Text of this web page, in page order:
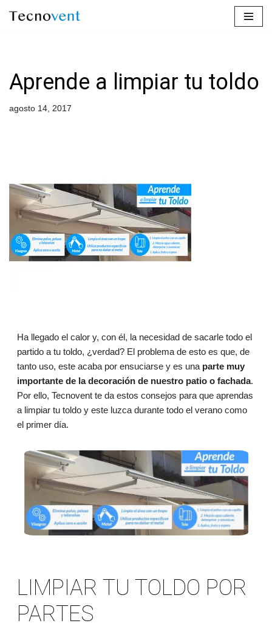
Aprende a limpiar tu toldo
agosto 14, 2017
Ha llegado el calor y, con él, la necesidad de sacarle todo el
partido a tu toldo, ¿verdad? El problema de esto es que, de
tanto uso, este acaba por ensuciarse y es una parte muy
importante de la decoración de nuestro patio o fachada.
Por ello, Tecnovent te da estos consejos para que aprendas
a limpiar tu toldo y este luzca durante todo el verano como
el primer día.
LIMPIAR TU TOLDO POR
PARTES